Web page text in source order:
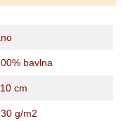
bavlna
cm
g/m2